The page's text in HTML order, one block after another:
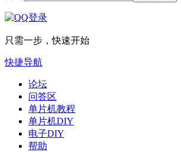
只需一步，快速开始
快捷导航
论坛
问答区
单片机教程
单片机DIY
电子DIY
帮助